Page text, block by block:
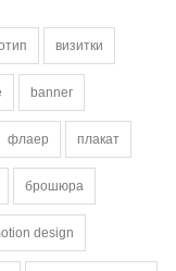
визитки
banner
флаер плакат
брошюра
design